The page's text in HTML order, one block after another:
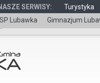
SERWISY: Turystyka
SP Lubawka Gimnazjum